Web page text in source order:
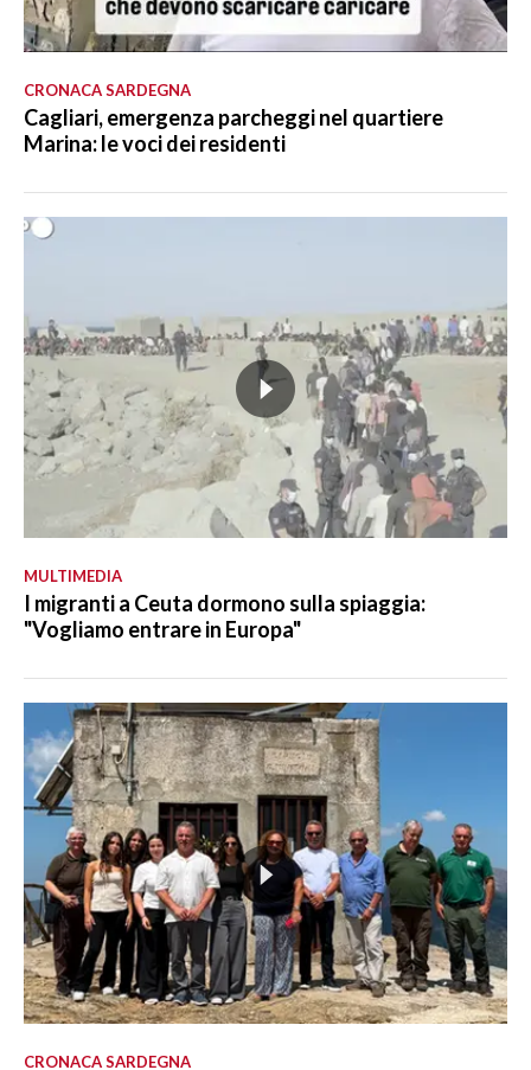
CRONACA SARDEGNA
Cagliari, emergenza parcheggi nel quartiere
Marina: le voci dei residenti
MULTIMEDIA
I migranti a Ceuta dormono sulla spiaggia:
"Vogliamo entrare in Europa"
CRONACA SARDEGNA